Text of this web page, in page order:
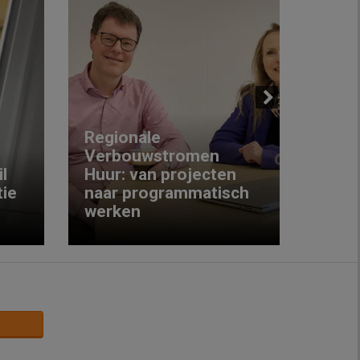
Regionale
Verbouwstromen
Huur: van projecten
naar programmatisch
werken
Next